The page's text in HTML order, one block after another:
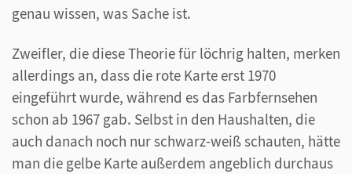
genau wissen, was Sache ist.
Zweifler, die diese Theorie für löchrig halten, merken
allerdings an, dass die rote Karte erst 1970
eingeführt wurde, während es das Farbfernsehen
schon ab 1967 gab. Selbst in den Haushalten, die
auch danach noch nur schwarz-weiß schauten, hätte
man die gelbe Karte außerdem angeblich durchaus